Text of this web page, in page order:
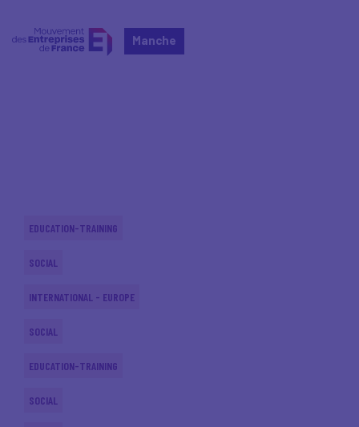
Manche
EDUCATION-TRAINING
SOCIAL
INTERNATIONAL - EUROPE
SOCIAL
EDUCATION-TRAINING
SOCIAL